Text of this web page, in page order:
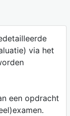
via het
een opdracht